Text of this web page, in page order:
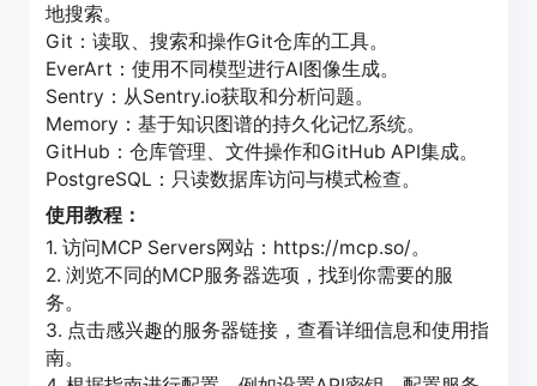
地搜索。
Git：读取、搜索和操作Git仓库的工具。
EverArt：使用不同模型进行AI图像生成。
Sentry：从Sentry.io获取和分析问题。
Memory：基于知识图谱的持久化记忆系统。
GitHub：仓库管理、文件操作和GitHub API集成。
PostgreSQL：只读数据库访问与模式检查。
使用教程：
1. 访问MCP Servers网站：https://mcp.so/。
2. 浏览不同的MCP服务器选项，找到你需要的服
务。
3. 点击感兴趣的服务器链接，查看详细信息和使用指
南。